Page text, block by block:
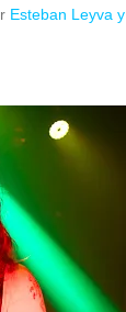
Esteban Leyva